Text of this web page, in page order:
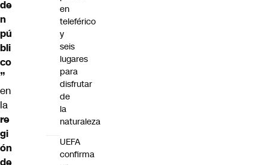
de
n
pú
bli
co
”
en
la
re
gi
ón
de
en
teleférico
y
seis
lugares
para
disfrutar
de
la
naturaleza
UEFA
confirma